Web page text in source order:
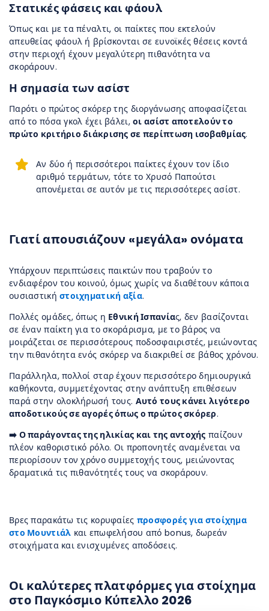
Στατικές φάσεις και φάουλ
Όπως και με τα πέναλτι, οι παίκτες που εκτελούν
απευθείας φάουλ ή βρίσκονται σε ευνοϊκές θέσεις κοντά
στην περιοχή έχουν μεγαλύτερη πιθανότητα να
σκοράρουν.
Η σημασία των ασίστ
Παρότι ο πρώτος σκόρερ της διοργάνωσης αποφασίζεται
από το πόσα γκολ έχει βάλει,οι ασίστ αποτελούν το
πρώτο κριτήριο διάκρισης σε περίπτωση ισοβαθμίας.
Αν δύο ή περισσότεροι παίκτες έχουν τον ίδιο
αριθμό τερμάτων, τότε το Χρυσό Παπούτσι
απονέμεται σε αυτόν με τις περισσότερες ασίστ.
Γιατί απουσιάζουν «μεγάλα» ονόματα
Υπάρχουν περιπτώσεις παικτών που τραβούν το
ενδιαφέρον του κοινού, όμως χωρίς να διαθέτουν κάποια
ουσιαστικήστοιχηματική αξία.
Πολλές ομάδες, όπως η Εθνική Ισπανίας, δεν βασίζονται
σε έναν παίκτη για το σκοράρισμα, με το βάρος να
μοιράζεται σε περισσότερους ποδοσφαιριστές, μειώνοντας
την πιθανότητα ενός σκόρερ να διακριθεί σε βάθος χρόνου.
Παράλληλα, πολλοί σταρ έχουν περισσότερο δημιουργικά
καθήκοντα, συμμετέχοντας στην ανάπτυξη επιθέσεων
παρά στην ολοκλήρωσή τους. Αυτό τους κάνει λιγότερο
αποδοτικούς σε αγορές όπως ο πρώτος σκόρερ.
➡️ Ο παράγοντας της ηλικίας και της αντοχής παίζουν
πλέον καθοριστικό ρόλο. Οι προπονητές αναμένεται να
περιορίσουν τον χρόνο συμμετοχής τους, μειώνοντας
δραματικά τις πιθανότητές τους να σκοράρουν.
Βρες παρακάτω τις κορυφαίες προσφορές για στοίχημα
στο Μουντιάλ και επωφελήσου από bonus, δωρεάν
στοιχήματα και ενισχυμένες αποδόσεις.
Οι καλύτερες πλατφόρμες για στοίχημα
στο Παγκόσμιο Κύπελλο 2026